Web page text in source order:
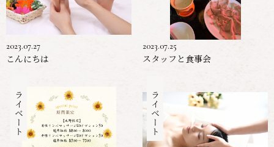
2023.07.27
こんにちは
2023.07.25
スタッフと食事会
プライベート プライベート